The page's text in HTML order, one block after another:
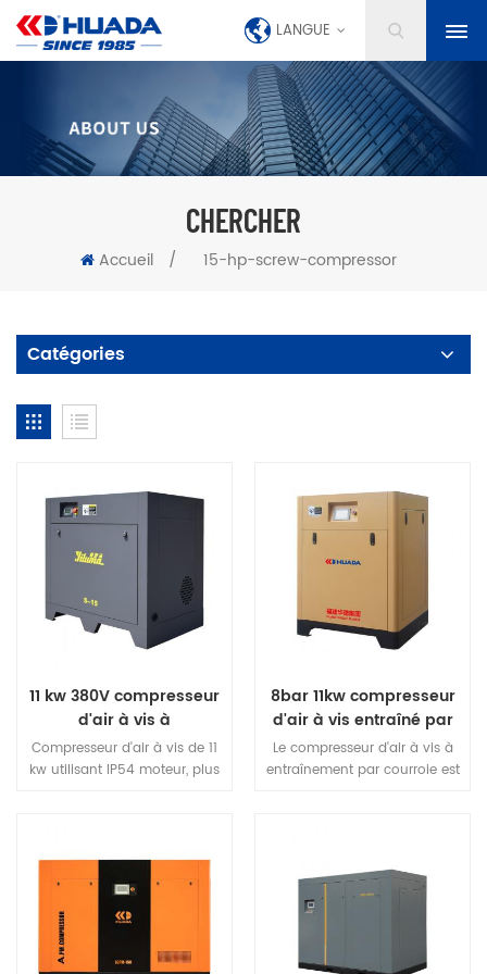
LANGUE
CHERCHER
Accueil / 15-hp-screw-compressor
Catégories
11 kw 380V compresseur
d'air à vis à
entraînement direct
Compresseur d'air à vis de 11
kw utilisant IP54 moteur, plus
adopte une structure de
dissipation thermique à
volume élevé de vent, ce qui
prolonge considérablement la
durée de vie de la machine.
8bar 11kw compresseur
d'air à vis entraîné par
courroie
Le compresseur d'air à vis à
entraînement par courroie est